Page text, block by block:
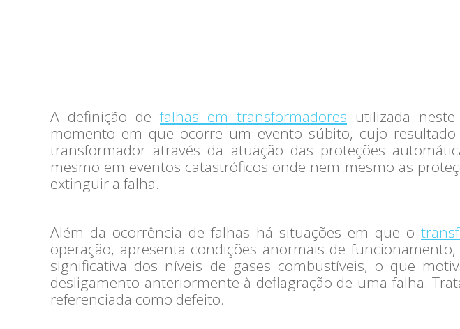
A definição defalhas em transformadores utilizada
momento em que ocorre um evento súbito, cujo
transformador através da atuação das proteções
mesmo em eventos catastróficos onde nem mesmo as
extinguir a falha.
Além da ocorrência de falhas há situações em que o
operação, apresenta condições anormais de
significativa dos níveis de gases combustíveis, o que
desligamento anteriormente à deflagração de uma falha.
referenciada como defeito.